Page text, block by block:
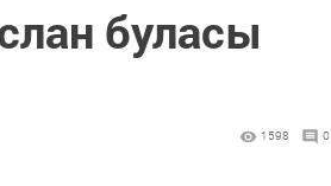
буласы
1598 0